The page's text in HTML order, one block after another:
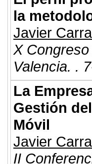
la
Javier
X
Valencia. .
La
Gestión
Móvil
Javier
II